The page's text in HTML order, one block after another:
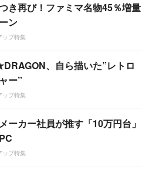
き再び！ファミマ名物45％増量
ン
ップ特集
、自ら描いた”レトロ
ー”
ップ特集
ーカー社員が推す「10万円台」
ップ特集